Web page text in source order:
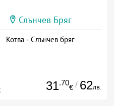
Слънчев Бряг
Котва - Слънчев бряг
31.70
€ / 62лв.